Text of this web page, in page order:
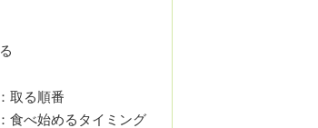
取る順番
食べ始めるタイミング